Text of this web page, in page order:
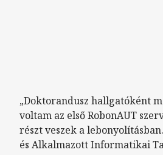
„Doktorandusz hallgatóként
voltam az első RobonAUT
részt veszek a
és Alkalmazott Informatikai